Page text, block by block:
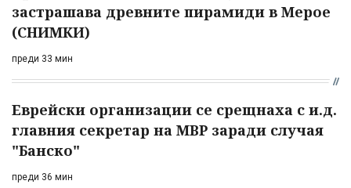
застрашава древните пирамиди в Мерое
(СНИМКИ)
преди 33 мин
Еврейски организации се срещнаха с и.д.
главния секретар на МВР заради случая
"Банско"
преди 36 мин